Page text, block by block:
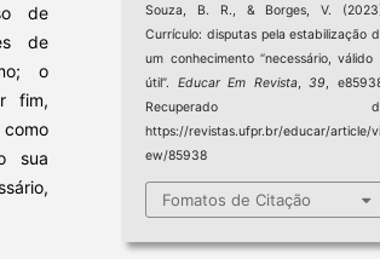
de
de
o
fim,
sua
Souza, B. R., & Borges, V.
Currículo: disputas pela estabilização
um conhecimento “necessário, válido
útil”. Educar Em Revista,39,
Recuperado
https://revistas.ufpr.br/educar/article/vi
ew/85938
Fomatos de Citação